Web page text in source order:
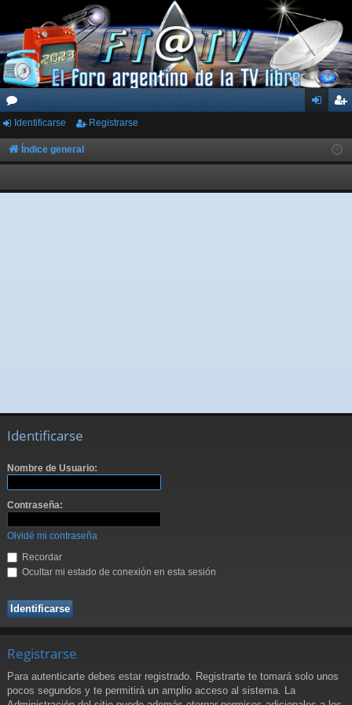
or
os
ar
ist
rs
Identificarse Registrarse
Índice general
Identificarse
Nombre de Usuario:
Contraseña:
Olvidé mi contraseña
Recordar
Ocultar mi estado de conexión en esta sesión
Registrarse
Para autenticarte debes estar registrado. Registrarte te tomará solo unos
pocos segundos y te permitirá un amplio acceso al sistema. La